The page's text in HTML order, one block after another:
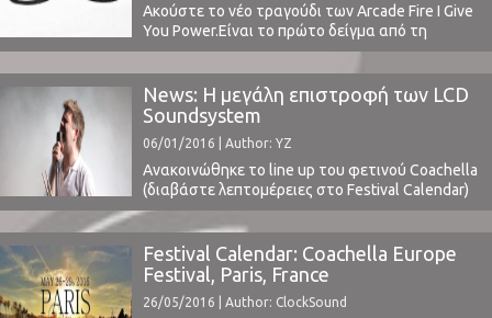
Ακούστε το νέο τραγούδι των Arcade Fire I Give
You Power.Είναι το πρώτο δείγμα από τη
μπάντα μετά από τρία και πλέον χρόνια και το
προηγούμενό τους άλμπουμ "Reflektor"
(διαβάστε την κριτική μας εδώ).Η Mavis Staples
συμμετέχει στα φωνητικά σε ένα κομμάτι που
κινείται στο γνωστό τους ύφος που στην
τελευταία τους ...
News: Η μεγάλη επιστροφή των LCD
Soundsystem
06/01/2016 | Author: YZ
Ανακοινώθηκε το line up του φετινού Coachella
(διαβάστε λεπτομέρειες στο Festival Calendar)
και δε θα μπορούσαν να υπάρξουν καλύτερα
νέα από την επιστροφή – όχι των Guns ‘n’ Roses
– αλλά μιας από τις πιο σημαντικές μπάντες –
θρύλους των 2000’s, των LCD Soundsystem.Οι
LCD Soundsystem τον Απρίλη του 2011 ...
Festival Calendar: Coachella Europe
Festival, Paris, France
26/05/2016 | Author: ClockSound